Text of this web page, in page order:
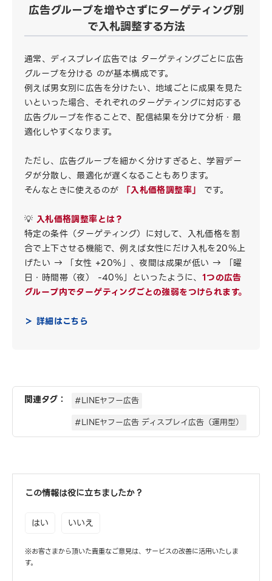
広告グループを増やさずにターゲティング別
で入札調整する方法
通常、ディスプレイ広告では ターゲティングごとに広告
グループを分ける のが基本構成です。
例えば男女別に広告を分けたい、地域ごとに成果を見た
いといった場合、それぞれのターゲティングに対応する
広告グループを作ることで、配信結果を分けて分析・最
適化しやすくなります。
ただし、広告グループを細かく分けすぎると、学習デー
タが分散し、最適化が遅くなることもあります。
そんなときに使えるのが
「入札価格調整率」 です。
💡 入札価格調整率とは？
特定の条件（ターゲティング）に対して、入札価格を割
合で上下させる機能で、例えば女性にだけ入札を20％上
げたい → 「女性 +20％」、夜間は成果が低い → 「曜
日・時間帯（夜） -40％」といったように、 1つの広告
グループ内でターゲティングごとの強弱をつけられます。
＞ 詳細はこちら
関連タグ：
#LINEヤフー広告
#LINEヤフー広告 ディスプレイ広告（運用型）
この情報は役に立ちましたか？
はい いいえ
※お客さまから頂いた貴重なご意見は、サービスの改善に活用いたしま
す。